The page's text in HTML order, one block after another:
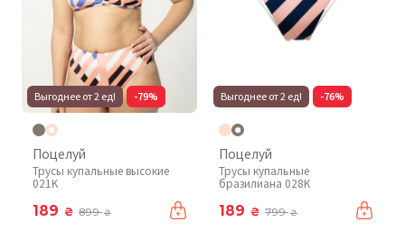
Выгоднее от 2 ед! -79%
Поцелуй
Трусы купальные высокие
021K
189 ₴ 899₴
Выгоднее от 2 ед! -76%
Поцелуй
Трусы купальные
бразилиана 028K
189 ₴ 799₴